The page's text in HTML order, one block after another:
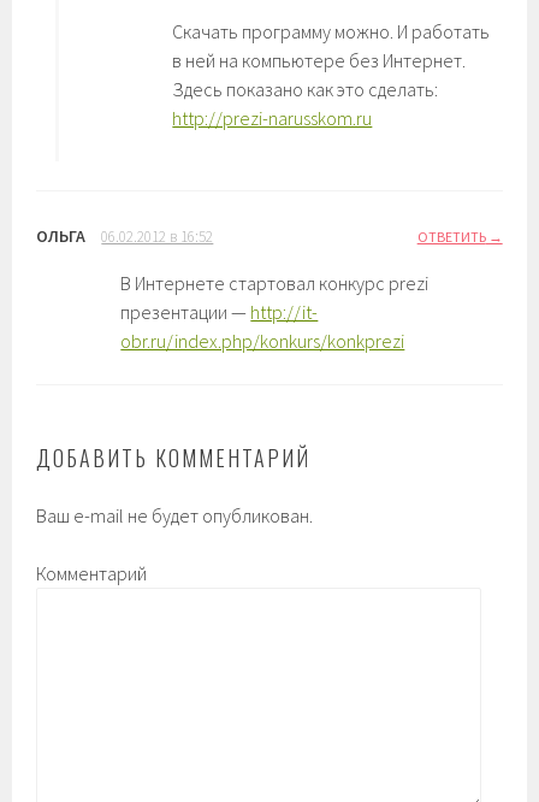
Скачать программу можно. И работать
в ней на компьютере без Интернет.
Здесь показано как это сделать:
http://prezi-narusskom.ru
ОЛЬГА 06.02.2012 в 16:52 ОТВЕТИТЬ
В Интернете стартовал конкурс prezi
презентации — http://it-
obr.ru/index.php/konkurs/konkprezi
ДОБАВИТЬ КОММЕНТАРИЙ
Ваш e-mail не будет опубликован.
Комментарий